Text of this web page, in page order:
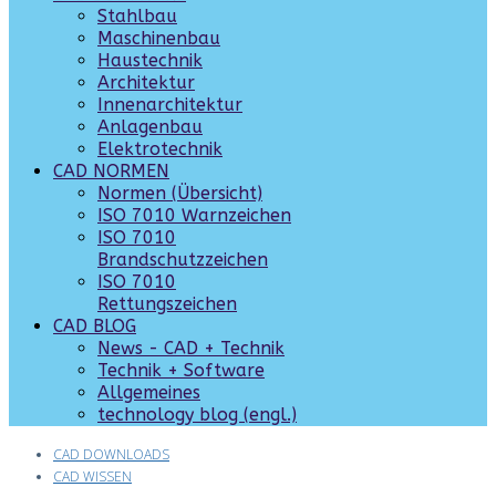
Stahlbau
Maschinenbau
Haustechnik
Architektur
Innenarchitektur
Anlagenbau
Elektrotechnik
CAD NORMEN
Normen (Übersicht)
ISO 7010 Warnzeichen
ISO 7010
Brandschutzzeichen
ISO 7010
Rettungszeichen
CAD BLOG
News - CAD + Technik
Technik + Software
Allgemeines
technology blog (engl.)
CAD DOWNLOADS
CAD WISSEN